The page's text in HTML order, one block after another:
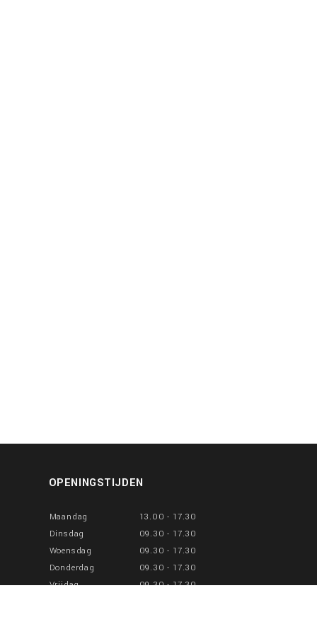
OPENINGSTIJDEN
Maandag
13.00 - 17.30
Dinsdag
09.30 - 17.30
Woensdag
09.30 - 17.30
Donderdag
09.30 - 17.30
Vrijdag
09.30 - 17.30